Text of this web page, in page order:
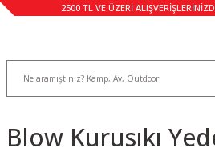
2500 TL VE ÜZERİ
Blow Kurusıkı